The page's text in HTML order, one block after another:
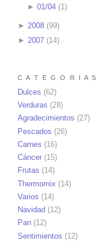
► 01/04(1 )
► 2008 (99)
► 2007 (14)
C A T E G O R I A S
Dulces (62)
Verduras (28)
Agradecimientos (27)
Pescados (26)
Carnes (16)
Cáncer (15)
Frutas (14)
Thermomix (14)
Varios (14)
Navidad (12)
Pan (12)
Sentimientos (12)